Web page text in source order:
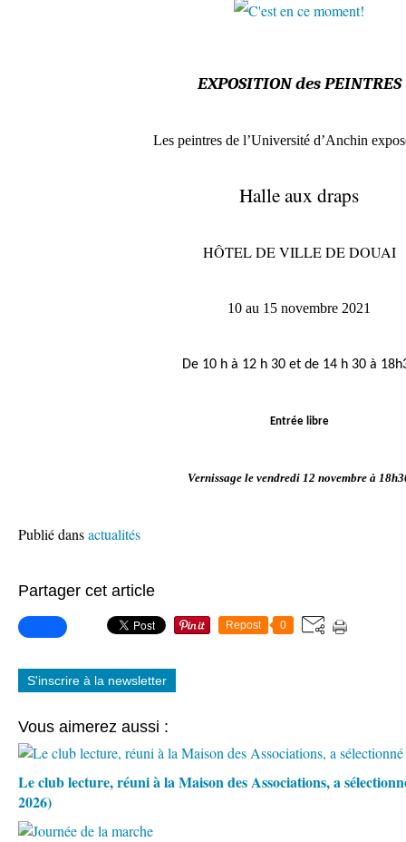
EXPOSITION des PEINTRES
Les peintres de l’Université d’Anchin
Halle aux draps
HÔTEL DE VILLE DE DOUAI
10 au 15 novembre 2021
De 10 h à 12 h 30 et de 14 h 30 à
Entrée libre
Vernissage le vendredi 12 novembre à
Publié dansactualités
Partager cet article
Repost 0
S'inscrire à la newsletter
Vous aimerez aussi :
Le club lecture, réuni à la Maison des Associations, a
2026)